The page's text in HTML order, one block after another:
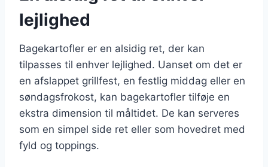
lejlighed
Bagekartofler er en alsidig ret, der kan
tilpasses til enhver lejlighed. Uanset om det er
en afslappet grillfest, en festlig middag eller en
søndagsfrokost, kan bagekartofler tilføje en
ekstra dimension til måltidet. De kan serveres
som en simpel side ret eller som hovedret med
fyld og toppings.